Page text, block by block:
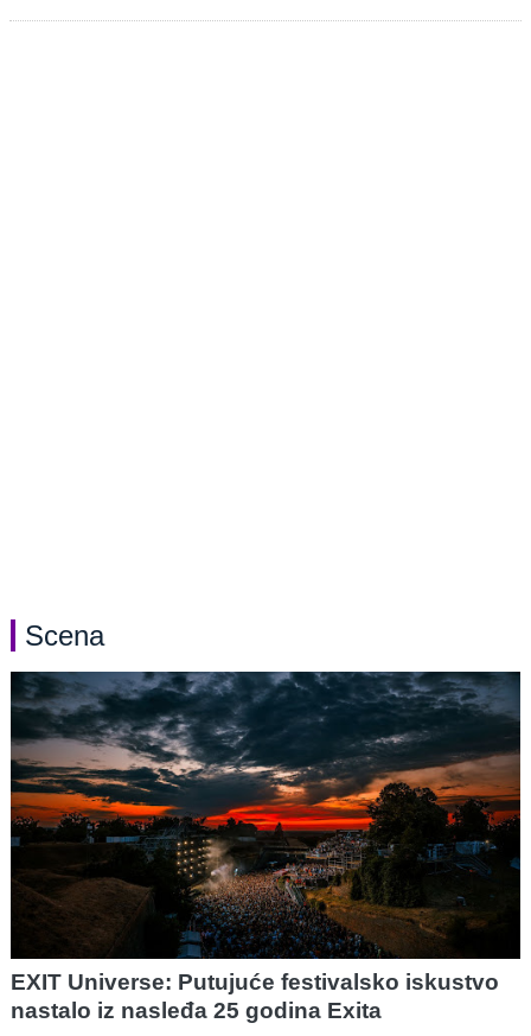
Scena
EXIT Universe: Putujuće festivalsko iskustvo
nastalo iz nasleđa 25 godina Exita